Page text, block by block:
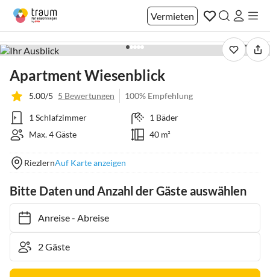
Vermieten
1 / 19
Apartment Wiesenblick
5.00/5 5 Bewertungen 100% Empfehlung
1 Schlafzimmer
1 Bäder
Max. 4 Gäste
40 m²
RiezlernAuf Karte anzeigen
Bitte Daten und Anzahl der Gäste auswählen
Anreise- Abreise